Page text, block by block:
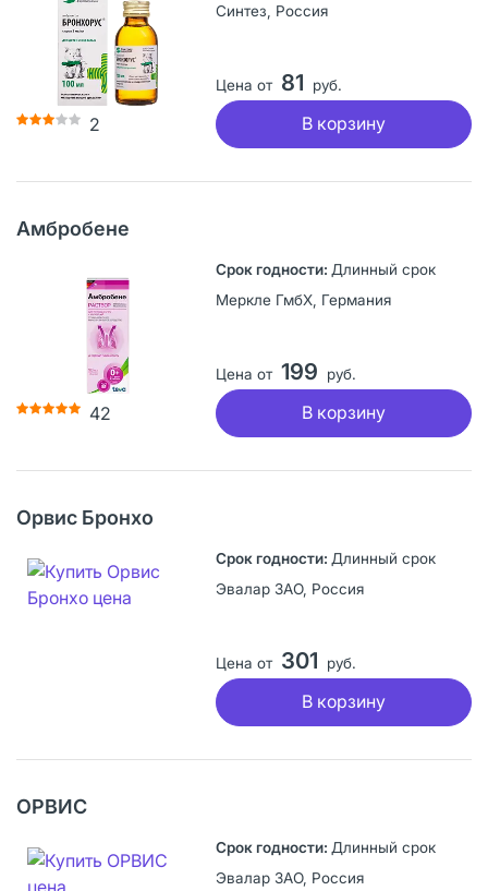
2
Синтез, Россия
Цена от 81 руб.
В корзину
Амбробене
42
Длинный срок
Меркле ГмбХ, Германия
Цена от 199 руб.
В корзину
Орвис Бронхо
Длинный срок
Эвалар ЗАО, Россия
Цена от 301 руб.
В корзину
ОРВИС
Длинный срок
Эвалар ЗАО, Россия